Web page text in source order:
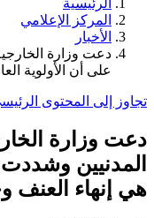
الرئيسية
المركز الإعلامي
الأخبار
دعت وزارة
على أن الأولوية
تجاوز إلى المحتوى
دعت وزارة
المدنيين وشددت
هي إنهاء العنف